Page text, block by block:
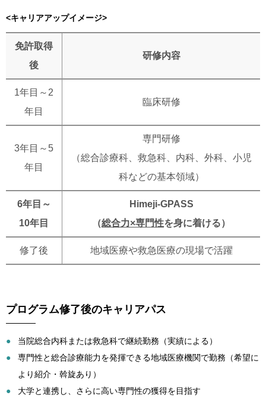
<キャリアアップイメージ>
免許取得
後
研修内容
1年目～2
年目
臨床研修
3年目～5
年目
専門研修
（総合診療科、救急科、内科、外科、小児
科などの基本領域）
6年目～
10年目
Himeji-GPASS
（総合力×専門性を身に着ける）
修了後 地域医療や救急医療の現場で活躍
プログラム修了後のキャリアパス
当院総合内科または救急科で継続勤務（実績による）
専門性と総合診療能力を発揮できる地域医療機関で勤務（希望に
より紹介・斡旋あり）
大学と連携し、さらに高い専門性の獲得を目指す